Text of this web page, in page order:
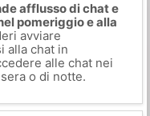
afflusso di chat e
pomeriggio e alla
avviare
alla chat in
alle chat nei
o di notte.